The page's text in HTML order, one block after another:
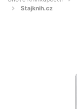
Stajknih.cz